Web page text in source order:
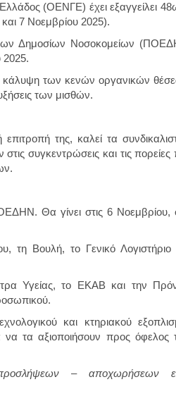
(ΟΕΝΓΕ) έχει εξαγγείλει
7 Νοεμβρίου 2025).
Δημοσίων Νοσοκομείων
2025.
κάλυψη των κενών οργανικών
των μισθών.
της, καλεί τα
συγκεντρώσεις και τις πορείες
Θα γίνει στις 6 Νοεμβρίου,
τη Βουλή, το Γενικό Λογιστήριο
Υγείας, το ΕΚΑΒ και την
και κτηριακού
τα αξιοποιήσουν προς όφελος
προσλήψεων – αποχωρήσεων